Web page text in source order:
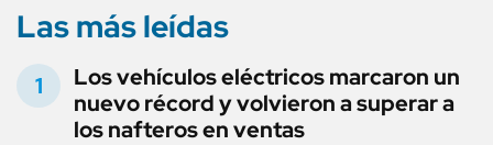
Las más leídas
Los vehículos eléctricos marcaron un
nuevo récord y volvieron a superar a
los nafteros en ventas